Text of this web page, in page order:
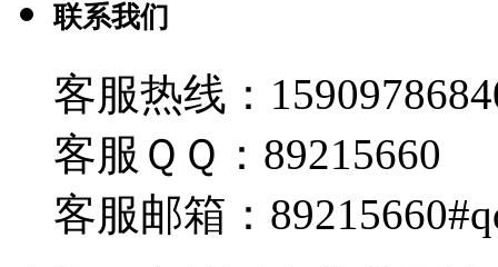
联系我们
客服热线：
客服ＱＱ：89215660
客服邮箱：